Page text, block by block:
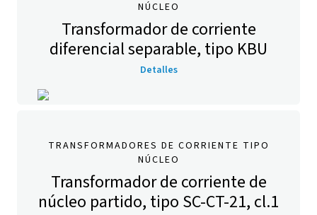
NÚCLEO
Transformador de corriente
diferencial separable, tipo KBU
Detalles
TRANSFORMADORES DE CORRIENTE TIPO
NÚCLEO
Transformador de corriente de
núcleo partido, tipo SC-CT-21, cl.1